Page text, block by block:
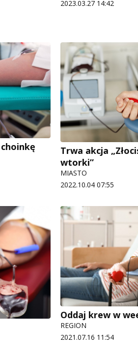
2023.03.27 14:42
Trwa akcja
wtorki”
MIASTO
2022.10.04 07:55
Oddaj krew w
REGION
2021.07.16 11:54